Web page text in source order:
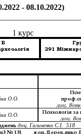
- 08.10.2022)